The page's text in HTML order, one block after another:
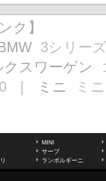
ク】
3シリー
スワーゲン
｜ ミニ ミニ
MINI
サーブ
ランボルギーニ